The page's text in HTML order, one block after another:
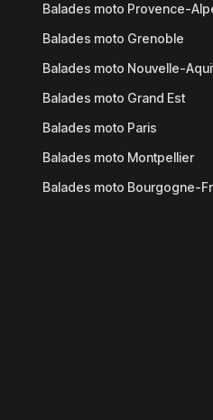
Balades moto Provence-
Balades moto Grenoble
Balades moto Nouvelle-
Balades moto Grand Est
Balades moto Paris
Balades moto Montpellier
Balades moto Bourgogne-